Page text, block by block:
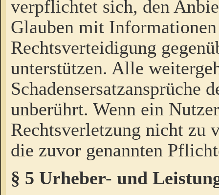
verpflichtet sich, den
Glauben mit
Rechtsverteidigung
unterstützen. Alle
Schadensersatzansprüche
unberührt. Wenn ein
Rechtsverletzung nicht zu
die zuvor genannten
§ 5 Urheber- und